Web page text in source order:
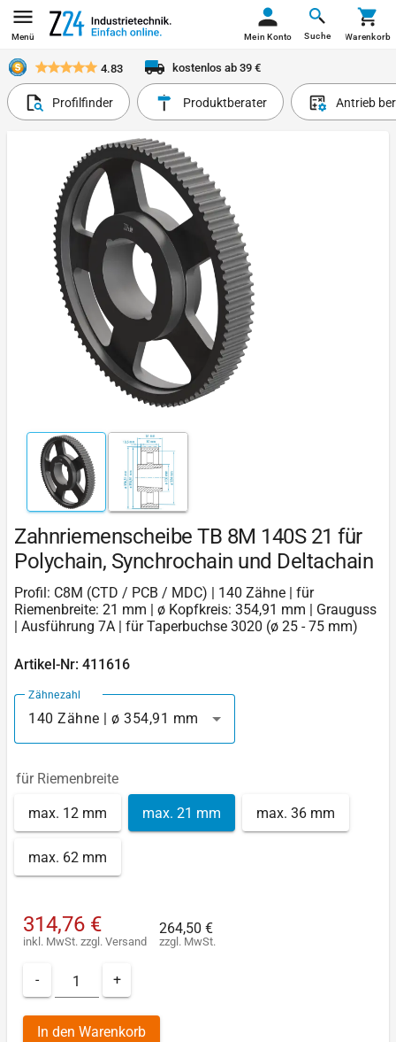
Menü Suche
Mein Konto Warenkorb
4.83 kostenlos ab 39 €
Profilfinder Produktberater Antrieb
Zahnriemenscheibe TB 8M 140S 21 für
Polychain, Synchrochain und Deltachain
Profil: C8M (CTD / PCB / MDC) | 140 Zähne | für
Riemenbreite: 21 mm | ø Kopfkreis: 354,91 mm | Grauguss
| Ausführung 7A | für Taperbuchse 3020 (ø 25 - 75 mm)
Artikel-Nr: 411616
Zähnezahl
140 Zähne | ø 354,91 mm
für Riemenbreite
max. 12 mm max. 21 mm max. 36 mm
max. 62 mm
314,76 €
inkl. MwSt. zzgl. Versand
264,50 €
zzgl. MwSt.
- +
In den Warenkorb